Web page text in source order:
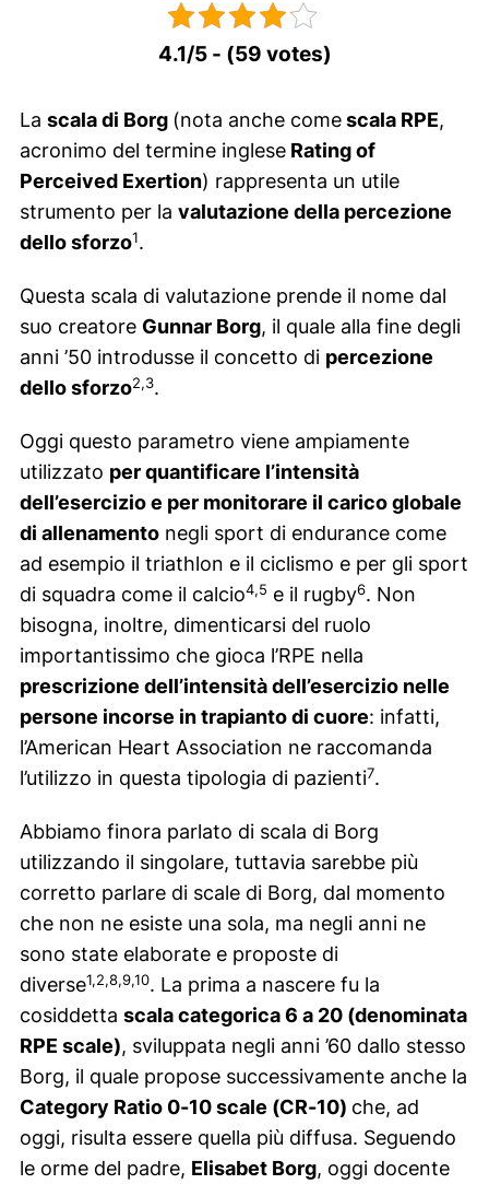
4.1/5 - (59 votes)
La scala di Borg (nota anche comescala RPE,
acronimo del termine ingleseRating of
Perceived Exertion) rappresenta un utile
strumento per la valutazione della percezione
dello sforzo1.
Questa scala di valutazione prende il nome dal
suo creatore Gunnar Borg, il quale alla fine degli
anni ’50 introdusse il concetto di percezione
dello sforzo2,3.
Oggi questo parametro viene ampiamente
utilizzato per quantificare l’intensità
dell’esercizio e per monitorare il carico globale
di allenamentonegli sport di endurance come
ad esempio il triathlon e il ciclismo e per gli sport
di squadra come il calcio4,5 e il rugby6. Non
bisogna, inoltre, dimenticarsi del ruolo
importantissimo che gioca l’RPE nella
prescrizione dell’intensità dell’esercizio nelle
persone incorse in trapianto di cuore: infatti,
l’American Heart Association ne raccomanda
l’utilizzo in questa tipologia di pazienti7.
Abbiamo finora parlato di scala di Borg
utilizzando il singolare, tuttavia sarebbe più
corretto parlare di scale di Borg, dal momento
che non ne esiste una sola, ma negli anni ne
sono state elaborate e proposte di
diverse1,2,8,9,10. La prima a nascere fu la
cosiddetta scala categorica 6 a 20 (denominata
RPE scale), sviluppata negli anni ’60 dallo stesso
Borg, il quale propose successivamente anche la
Category Ratio 0-10 scale (CR-10) che, ad
oggi, risulta essere quella più diffusa. Seguendo
le orme del padre, Elisabet Borg, oggi docente